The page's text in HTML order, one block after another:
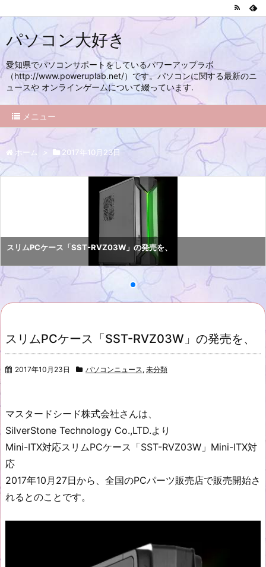
パソコン大好き
愛知県でパソコンサポートをしているパワーアップラボ
（http://www.poweruplab.net/）です。パソコンに関する最新のニ
ュースや オンラインゲームについて綴っています.
メニュー
ホーム > 2017年10月23日
スリムPCケース「SST-RVZ03W」の発売を、
スリムPCケース「SST-RVZ03W」の発売を、
2017年10月23日 パソコンニュース, 未分類
マスタードシード株式会社さんは、
SilverStone Technology Co.,LTD.より
Mini-ITX対応スリムPCケース「SST-RVZ03W」Mini-ITX対
応
2017年10月27日から、全国のPCパーツ販売店で販売開始さ
れるとのことです。